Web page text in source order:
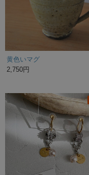
黄色いマグ
2,750円